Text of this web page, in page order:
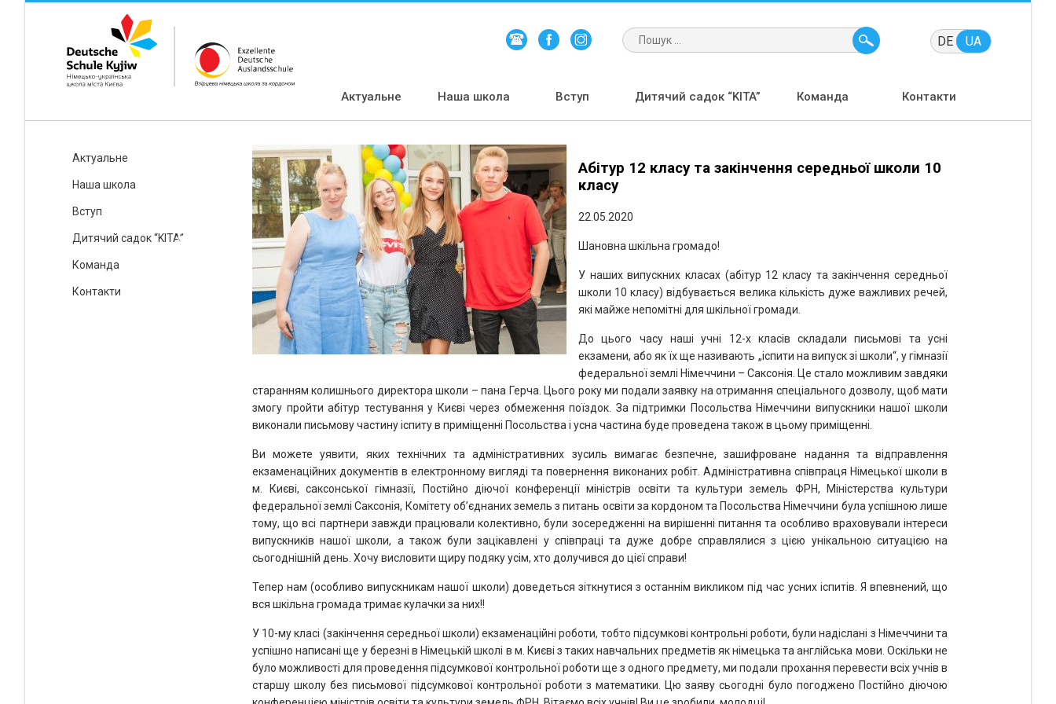
DE UA
Актуальне Наша школа Вступ Дитячий садок “KITA” Команда Контакти
Актуальне
Наша школа
Вступ
Дитячий садок “KITA”
Команда
Контакти
Абітур 12 класу та закінчення середньої школи 10
класу
22.05.2020
Шановна шкільна громадо!
У наших випускних класах (абітур 12 класу та закінчення середньої
школи 10 класу) відбувається велика кількість дуже важливих речей,
які майже непомітні для шкільної громади.
До цього часу наші учні 12-х класів складали письмові та усні
екзамени, або як їх ще називають „іспити на випуск зі школи“, у гімназії
федеральної землі Німеччини – Саксонія. Це стало можливим завдяки
старанням колишнього директора школи – пана Герча. Цього року ми подали заявку на отримання спеціального дозволу, щоб мати
змогу пройти абітур тестування у Києві через обмеження поїздок. За підтримки Посольства Німеччини випускники нашої школи
виконали письмову частину іспиту в приміщенні Посольства і усна частина буде проведена також в цьому приміщенні.
Ви можете уявити, яких технічних та адміністративних зусиль вимагає безпечне, зашифроване надання та відправлення
екзаменаційних документів в електронному вигляді та повернення виконаних робіт. Адміністративна співпраця Німецької школи в
м. Києві, саксонської гімназії, Постійно діючої конференції міністрів освіти та культури земель ФРН, Міністерства культури
федеральної землі Саксонія, Комітету об’єднаних земель з питань освіти за кордоном та Посольства Німеччини була успішною лише
тому, що всі партнери завжди працювали колективно, були зосередженні на вирішенні питання та особливо враховували інтереси
випускників нашої школи, а також були зацікавлені у співпраці та дуже добре справлялися з цією унікальною ситуацією на
сьогоднішній день. Хочу висловити щиру подяку усім, хто долучився до цієї справи!
Тепер нам (особливо випускникам нашої школи) доведеться зіткнутися з останнім викликом під час усних іспитів. Я впевнений, що
вся шкільна громада тримає кулачки за них!!
У 10-му класі (закінчення середньої школи) екзаменаційні роботи, тобто підсумкові контрольні роботи, були надіслані з Німеччини та
успішно написані ще у березні в Німецькій школі в м. Києві з таких навчальних предметів як німецька та англійська мови. Оскільки не
було можливості для проведення підсумкової контрольної роботи ще з одного предмету, ми подали прохання перевести всіх учнів в
старшу школу без письмової підсумкової контрольної роботи з математики. Цю заяву сьогодні було погоджено Постійно діючою